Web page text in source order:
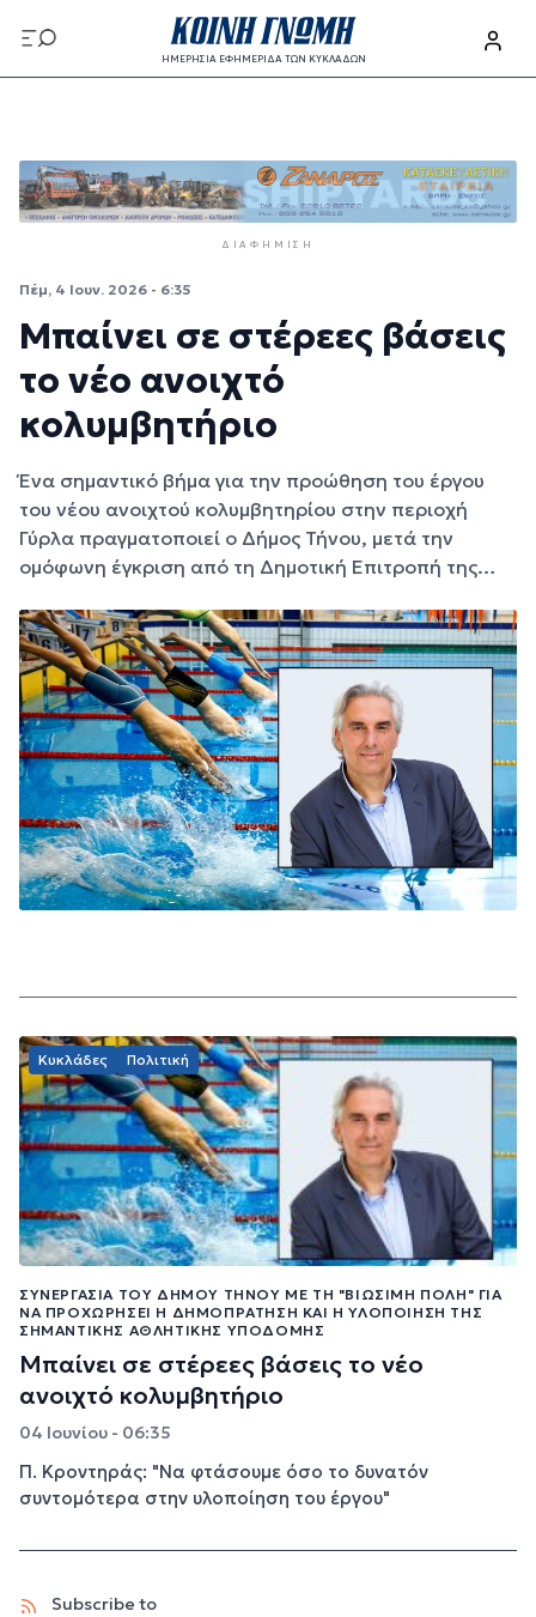
Παράκαμψη προς το κυρίως περιεχόμενο
ΗΜΕΡΗΣΙΑ ΕΦΗΜΕΡΙΔΑ ΤΩΝ ΚΥΚΛΑΔΩΝ
ΔΙΑΦΉΜΙΣΗ
Πέμ, 4 Ιουν. 2026 - 6:35
Μπαίνει σε στέρεες βάσεις
το νέο ανοιχτό
κολυμβητήριο
Ένα σημαντικό βήμα για την προώθηση του έργου
του νέου ανοιχτού κολυμβητηρίου στην περιοχή
Γύρλα πραγματοποιεί ο Δήμος Τήνου, μετά την
ομόφωνη έγκριση από τη Δημοτική Επιτροπή της…
Κυκλάδες Πολιτική
ΣΥΝΕΡΓΑΣΊΑ ΤΟΥ ΔΉΜΟΥ ΤΉΝΟΥ ΜΕ ΤΗ "ΒΙΏΣΙΜΗ ΠΌΛΗ" ΓΙΑ
ΝΑ ΠΡΟΧΩΡΉΣΕΙ Η ΔΗΜΟΠΡΆΤΗΣΗ ΚΑΙ Η ΥΛΟΠΟΊΗΣΗ ΤΗΣ
ΣΗΜΑΝΤΙΚΉΣ ΑΘΛΗΤΙΚΉΣ ΥΠΟΔΟΜΉΣ
Μπαίνει σε στέρεες βάσεις το νέο
ανοιχτό κολυμβητήριο
04 Ιουνίου - 06:35
Π. Κροντηράς: "Να φτάσουμε όσο το δυνατόν
συντομότερα στην υλοποίηση του έργου"
Subscribe to